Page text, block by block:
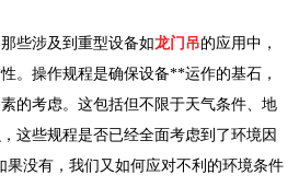
些涉及到重型设备如龙门吊的应用中，
。操作规程是确保设备**运作的基石，
的考虑。这包括但不限于天气条件、地
这些规程是否已经全面考虑到了环境因
果没有，我们又如何应对不利的环境条件